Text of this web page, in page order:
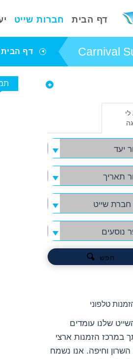
דף הבית חברות שייט
Carnival דף הבית
יעד
תאריך
שייט
נוסעים
חפש
טלפוני
שלנו עומדים
במרכז הזמנות ארצי
וחיפה. אנו נשמח
אנטר כדי לדלג